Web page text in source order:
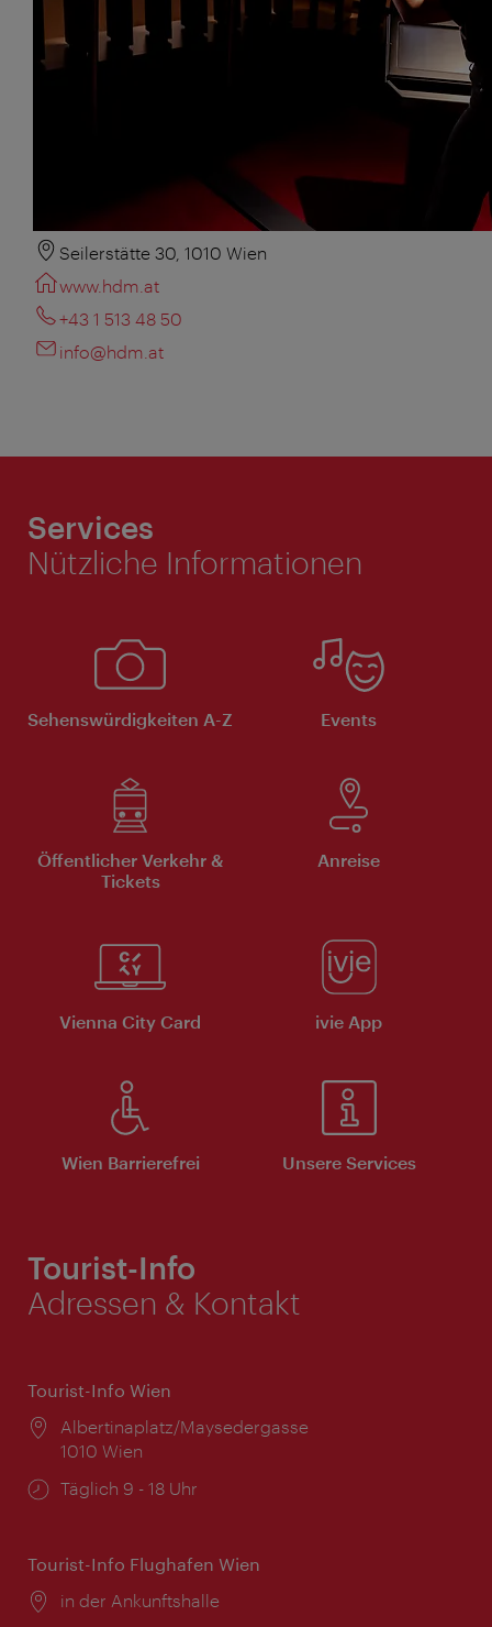
Seilerstätte 30, 1010 Wien
www.hdm.at
+43 1 513 48 50
info@hdm.at
Services
Nützliche Informationen
Sehenswürdigkeiten A-Z Events
Öffentlicher Verkehr &
Tickets
Anreise
Vienna City Card ivie App
Wien Barrierefrei Unsere Services
Tourist-Info
Adressen & Kontakt
Tourist-Info Wien
Ort:
Albertinaplatz/Maysedergasse
1010 Wien
Öffnungszeiten:
Täglich 9 - 18 Uhr
Tourist-Info Flughafen Wien
Ort:
in der Ankunftshalle